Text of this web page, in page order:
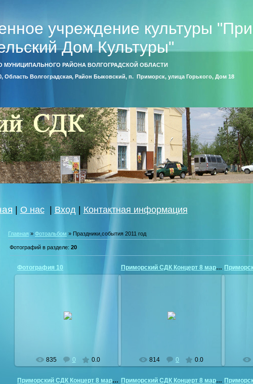
учреждение культуры
Дом Культуры"
РАЙОНА ВОЛГОГРАДСКОЙ ОБЛАСТИ
Область Волгоградская, Район Быковский, п. Приморск, улица Горького, Дом 18
О нас| Вход| Контактная информация
Главная » Фотоальбом » Праздники,события 2011 год
Фотографий в разделе: 20
Фотография 10
835 0 0.0
Приморский СДК Концерт 8 марта
814 0 0.0
Приморский СДК Концерт 8 марта Приморский СДК Концерт 8 марта